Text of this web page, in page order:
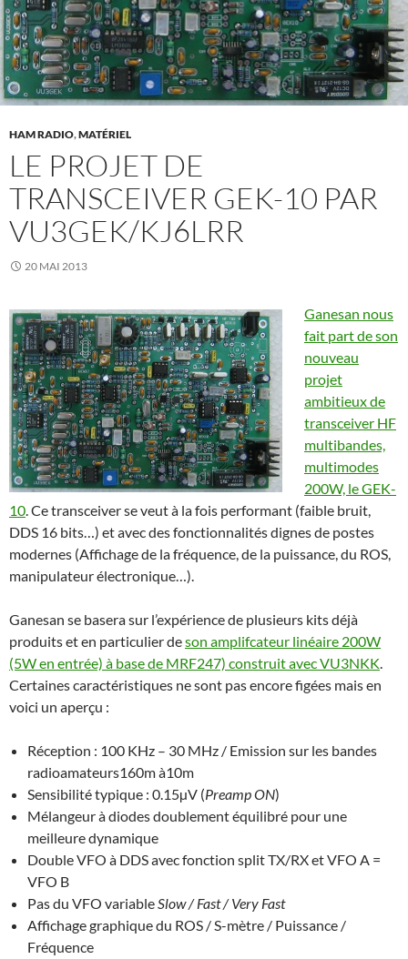
HAM RADIO,MATÉRIEL
LE PROJET DE
TRANSCEIVER GEK-10 PAR
VU3GEK/KJ6LRR
20 MAI 2013
Ganesan nous
fait part de son
nouveau
projet
ambitieux de
transceiver HF
multibandes,
multimodes
200W, le GEK-
10. Ce transceiver se veut à la fois performant (faible bruit,
DDS 16 bits…) et avec des fonctionnalités dignes de postes
modernes (Affichage de la fréquence, de la puissance, du ROS,
manipulateur électronique…).
Ganesan se basera sur l’expérience de plusieurs kits déjà
produits et en particulier deson amplifcateur linéaire 200W
(5W en entrée) à base de MRF247) construit avec VU3NKK.
Certaines caractéristiques ne sont pas encore figées mais en
voici un aperçu :
Réception : 100 KHz – 30 MHz / Emission sur les bandes
radioamateurs160m à10m
Sensibilité typique : 0.15µV (Preamp ON)
Mélangeur à diodes doublement équilibré pour une
meilleure dynamique
Double VFO à DDS avec fonction split TX/RX et VFO A =
VFO B
Pas du VFO variableSlow / Fast / Very Fast
Affichage graphique du ROS / S-mètre / Puissance /
Fréquence